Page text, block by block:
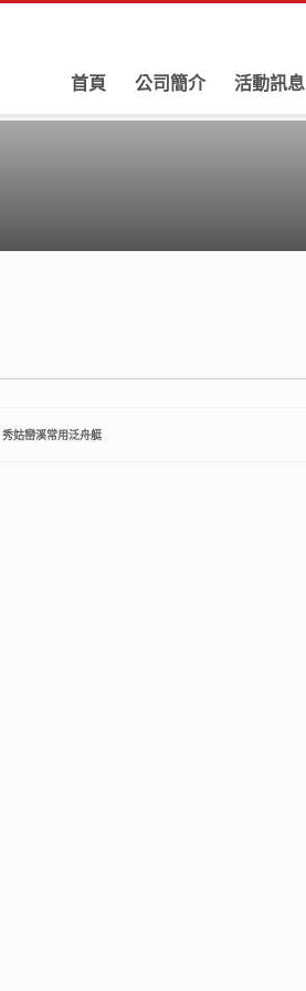
首頁 公司簡介 活動訊息
秀姑巒溪常用泛舟艇